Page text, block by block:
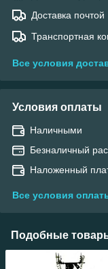
Доставка почтой
Транспортная
Все условия
Условия оплаты
Наличными
Безналичный
Наложенный
Все условия
Подобные